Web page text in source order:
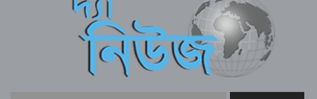
কক্সবাজারের সমুদ্রসম্পদ, ব্লু ইকোনমি
সম্ভাবনাকে কাজে লাগাতে সরকার বিভিন্ন
পরিকল্পনা নিয়েছে – স্বরাষ্ট্রমন্ত্রী